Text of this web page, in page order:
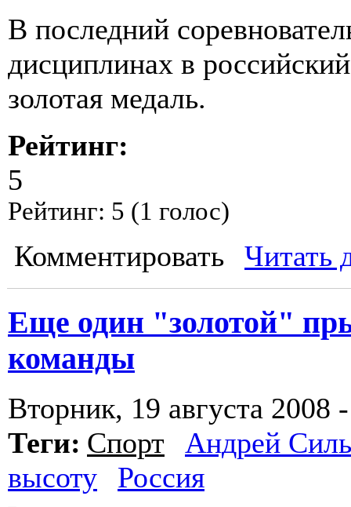
В последний
дисциплинах в
золотая медаль.
Рейтинг:
5
Рейтинг: 5 (1 голос)
Комментировать Читать
Еще один "золотой"
команды
Вторник, 19 августа 2008
Теги: Спорт
Андрей
высоту
Россия